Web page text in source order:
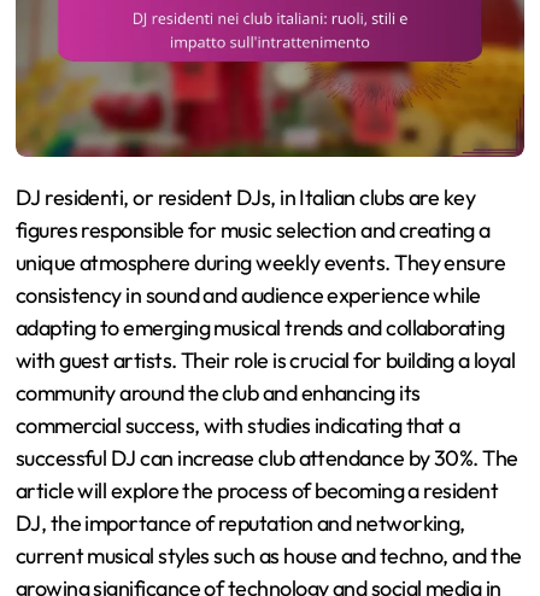
DJ residenti, or resident DJs, in Italian clubs are key
figures responsible for music selection and creating a
unique atmosphere during weekly events. They ensure
consistency in sound and audience experience while
adapting to emerging musical trends and collaborating
with guest artists. Their role is crucial for building a loyal
community around the club and enhancing its
commercial success, with studies indicating that a
successful DJ can increase club attendance by 30%. The
article will explore the process of becoming a resident
DJ, the importance of reputation and networking,
current musical styles such as house and techno, and the
growing significance of technology and social media in